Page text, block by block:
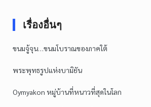
เรื่องอื่นๆ
ขนมจู้จุน…ขนมโบราณของภาคใต้
พระพุทธรูปแห่งบามิยัน
Oymyakon หมู่บ้านที่หนาวที่สุดในโลก